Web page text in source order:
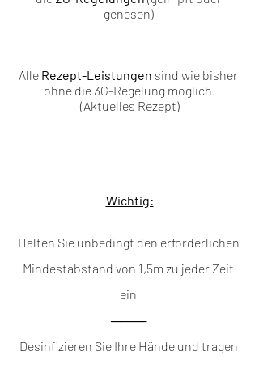
genesen)
Alle Rezept-Leistungen sind wie bisher
ohne die 3G-Regelung möglich.
(Aktuelles Rezept)
Wichtig:
Halten Sie unbedingt den erforderlichen
Mindestabstand von 1,5m zu jeder Zeit
ein
────
Desinfizieren Sie Ihre Hände und tragen